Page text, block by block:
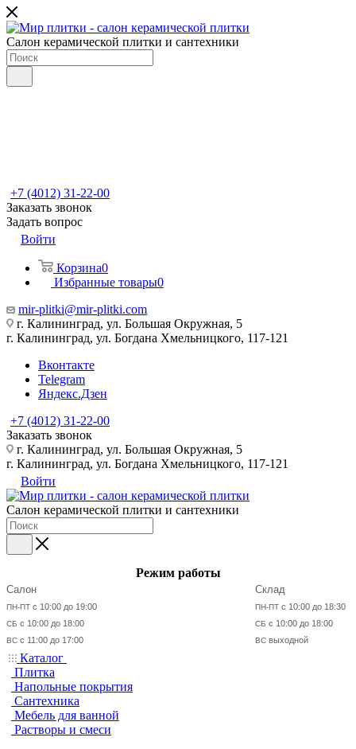
Салон керамической плитки и сантехники
+7 (4012) 31-22-00
Заказать звонок
Задать вопрос
Войти
Корзина0
Избранные товары0
mir-plitki@mir-plitki.com
г. Калининград, ул. Большая Окружная, 5
г. Калининград, ул. Богдана Хмельницкого, 117-121
Вконтакте
Telegram
Яндекс.Дзен
+7 (4012) 31-22-00
Заказать звонок
г. Калининград, ул. Большая Окружная, 5
г. Калининград, ул. Богдана Хмельницкого, 117-121
Войти
Салон керамической плитки и сантехники
Режим работы
Салон
ПН-ПТ с 10:00 до 19:00
СБ с 10:00 до 18:00
ВС с 11:00 до 17:00
Склад
ПН-ПТ с 10:00 до 18:30
СБ с 10:00 до 18:00
ВС выходной
Каталог
Плитка
Напольные покрытия
Сантехника
Мебель для ванной
Растворы и смеси